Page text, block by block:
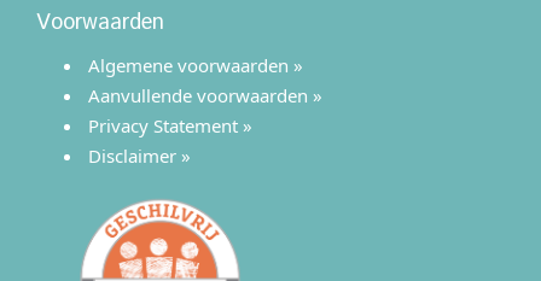
Voorwaarden
Algemene voorwaarden »
Aanvullende voorwaarden »
Privacy Statement »
Disclaimer »